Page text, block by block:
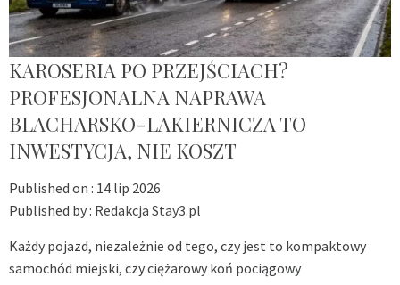
KAROSERIA PO PRZEJŚCIACH?
PROFESJONALNA NAPRAWA
BLACHARSKO-LAKIERNICZA TO
INWESTYCJA, NIE KOSZT
Published on : 14 lip 2026
Published by : Redakcja Stay3.pl
Każdy pojazd, niezależnie od tego, czy jest to kompaktowy
samochód miejski, czy ciężarowy koń pociągowy